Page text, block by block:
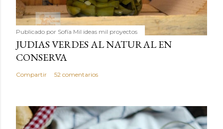
Publicado por Sofía Mil ideas mil proyectos
JUDIAS VERDES AL NATURAL EN
CONSERVA
Compartir 52 comentarios